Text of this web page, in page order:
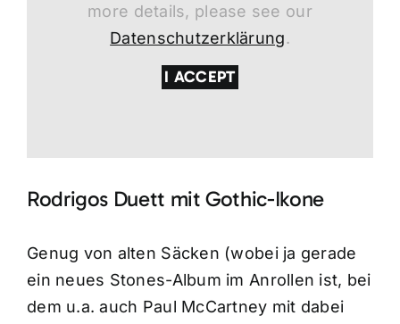
more details, please see our
Datenschutzerklärung.
I ACCEPT
Rodrigos Duett mit Gothic-Ikone
Genug von alten Säcken (wobei ja gerade
ein neues Stones-Album im Anrollen ist, bei
dem u.a. auch Paul McCartney mit dabei